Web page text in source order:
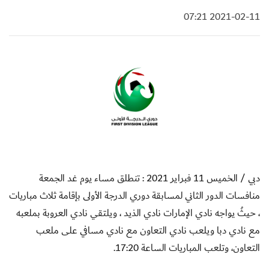
2021-02-11 07:21
دبي / الخميس 11 فبراير 2021 : تنطلق مساء يوم غد الجمعة
منافسات الدور الثاني لمسابقة دوري الدرجة الأولى بإقامة ثلاث مباريات
، حيثُ يواجه نادي الإمارات نادي الذيد ، ويلتقي نادي العروبة بملعبه
مع نادي دبا ويلعب نادي التعاون مع نادي مسافي على ملعب
التعاون، وتلعب المباريات الساعة 17:20.